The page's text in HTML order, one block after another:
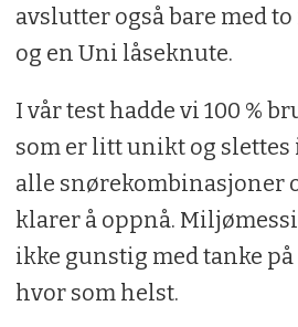
avslutter også bare med
og en Uni låseknute.
I vår test hadde vi 100 %
som er litt unikt og slettes
alle snørekombinasjoner
klarer å oppnå.
ikke gunstig med tanke
hvor som helst.